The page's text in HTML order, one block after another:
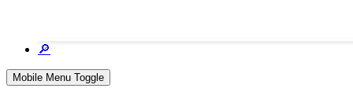
🔎
Mobile Menu Toggle